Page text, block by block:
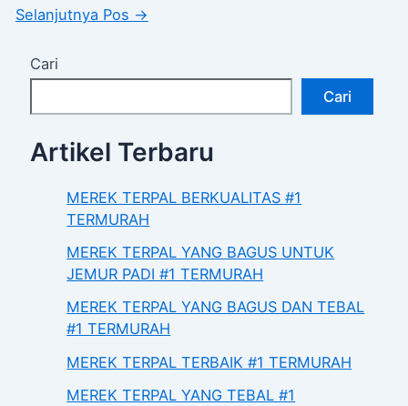
Selanjutnya Pos →
Cari
Cari
Artikel Terbaru
MEREK TERPAL BERKUALITAS #1
TERMURAH
MEREK TERPAL YANG BAGUS UNTUK
JEMUR PADI #1 TERMURAH
MEREK TERPAL YANG BAGUS DAN TEBAL
#1 TERMURAH
MEREK TERPAL TERBAIK #1 TERMURAH
MEREK TERPAL YANG TEBAL #1